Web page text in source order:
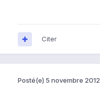
Citer
Posté(e) 5 novembre 2012